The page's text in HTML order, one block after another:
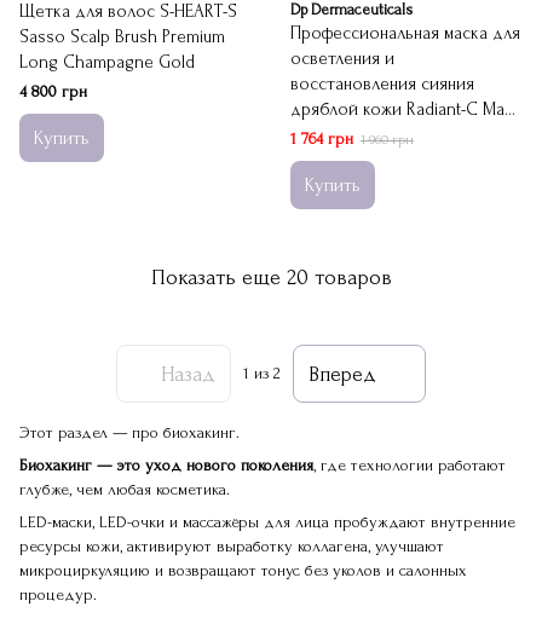
Щетка для волос S-HEART-S
Sasso Scalp Brush Premium
Long Champagne Gold
4 800 грн
Купить
Dp Dermaceuticals
Профессиональная маска для
осветления и
восстановления сияния
дряблой кожи Radiant-C Mask
Dermaceuticals
1 764 грн 1 960 грн
Купить
Показать еще 20 товаров
Назад 1 из 2 Вперед
Этот раздел — про биохакинг.
Биохакинг — это уход нового поколения, где технологии работают
глубже, чем любая косметика.
LED-маски, LED-очки и массажёры для лица пробуждают внутренние
ресурсы кожи, активируют выработку коллагена, улучшают
микроциркуляцию и возвращают тонус без уколов и салонных
процедур.